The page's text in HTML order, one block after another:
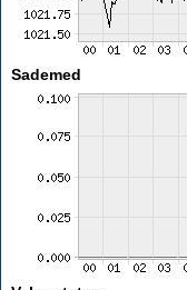
Sademed